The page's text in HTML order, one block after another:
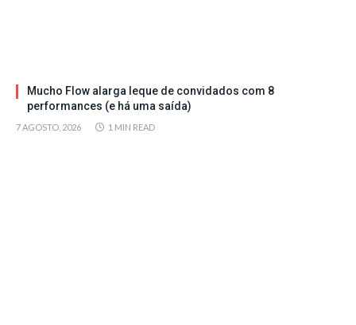
Mucho Flow alarga leque de convidados com 8
performances (e há uma saída)
7 AGOSTO, 2026 1 MIN READ